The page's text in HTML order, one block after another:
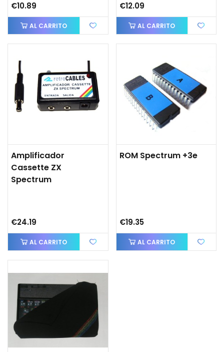
€10.89
AL CARRITO
€12.09
AL CARRITO
Amplificador
Cassette ZX
Spectrum
€24.19
AL CARRITO
ROM Spectrum +3e
€19.35
AL CARRITO